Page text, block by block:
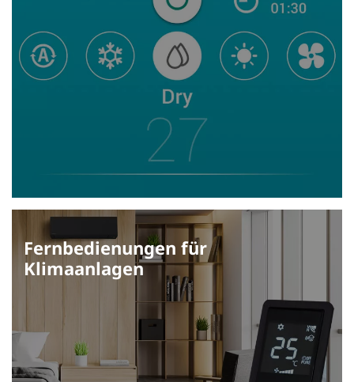
Fernbedienungen für
Klimaanlagen